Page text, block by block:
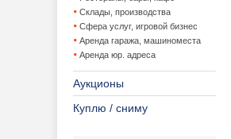
Склады, производства
Сфера услуг, игровой бизнес
Аренда гаража, машиноместа
Аренда юр. адреса
Аукционы
Куплю / сниму